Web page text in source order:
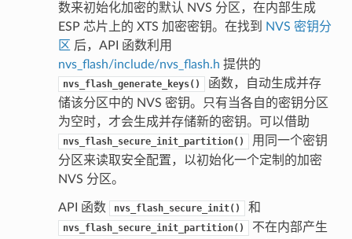
数来初始化加密的默认 NVS 分区，在内部生成
ESP 芯片上的 XTS 加密密钥。在找到
NVS 密钥分
区 后，API 函数利用
nvs_flash/include/nvs_flash.h 提供的
nvs_flash_generate_keys()
函数，自动生成并存
储该分区中的 NVS 密钥。只有当各自的密钥分区
为空时，才会生成并存储新的密钥。可以借助
nvs_flash_secure_init_partition()
用同一个密钥
分区来读取安全配置，以初始化一个定制的加密
NVS 分区。
API 函数 nvs_flash_secure_init() 和
nvs_flash_secure_init_partition()
不在内部产生